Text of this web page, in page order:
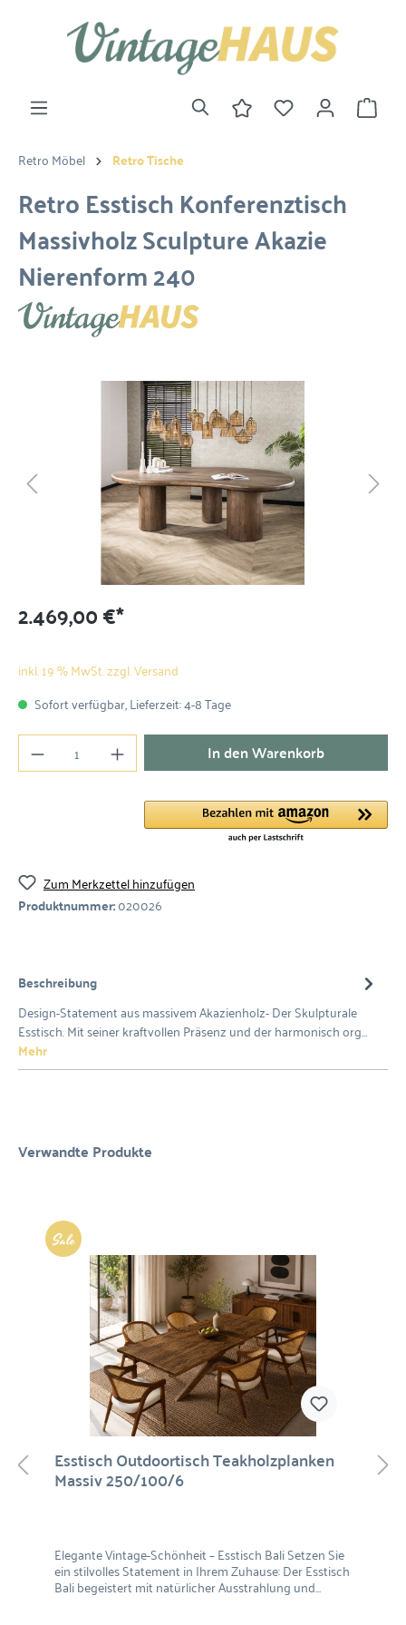
Retro Möbel Retro Tische
Retro Esstisch Konferenztisch
Massivholz Sculpture Akazie
Nierenform 240
2.469,00 €*
inkl. 19 % MwSt. zzgl. Versand
Sofort verfügbar, Lieferzeit: 4-8 Tage
In den Warenkorb
Zum Merkzettel hinzufügen
Produktnummer:020026
Beschreibung
Design-Statement aus massivem Akazienholz- Der Skulpturale
Esstisch. Mit seiner kraftvollen Präsenz und der harmonisch org…
Mehr
Verwandte Produkte
%
Esstisch Outdoortisch Teakholzplanken
Massiv 250/100/6
Elegante Vintage-Schönheit – Esstisch Bali Setzen Sie
ein stilvolles Statement in Ihrem Zuhause: Der Esstisch
Bali begeistert mit natürlicher Ausstrahlung und